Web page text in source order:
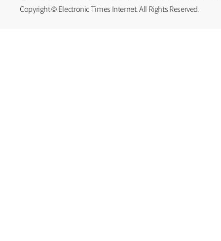
Copyright © Electronic Times Internet. All Rights Reserved.